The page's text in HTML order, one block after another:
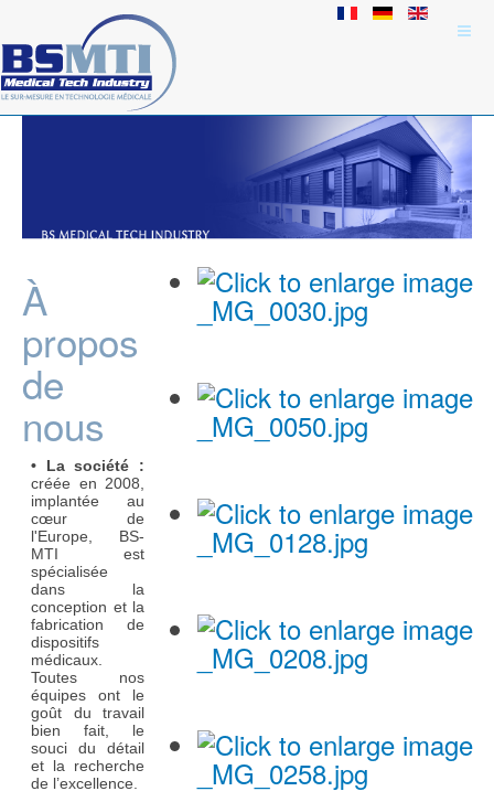
À
propos
de
nous
• La société :
créée en 2008,
implantée au
cœur de
l'Europe, BS-
MTI est
spécialisée
dans la
conception et la
fabrication de
dispositifs
médicaux.
Toutes nos
équipes ont le
goût du travail
bien fait, le
souci du détail
et la recherche
de l’excellence.